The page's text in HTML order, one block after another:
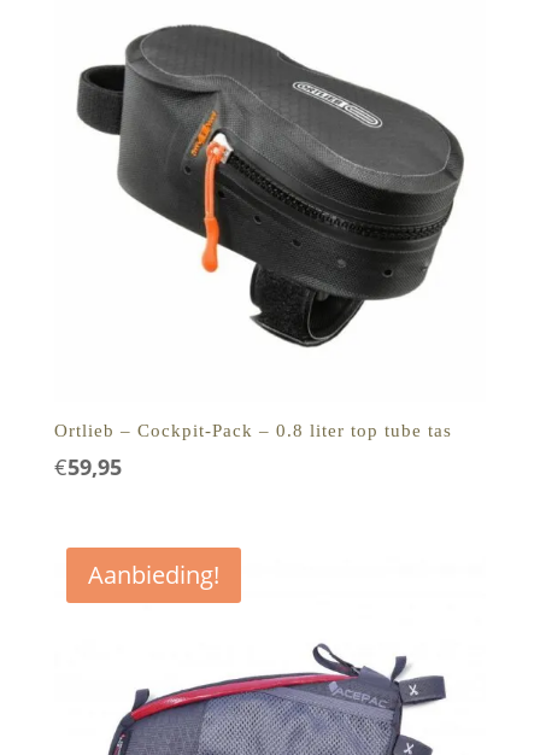
Ortlieb – Cockpit-Pack – 0.8 liter top tube tas
€59,95
Aanbieding!